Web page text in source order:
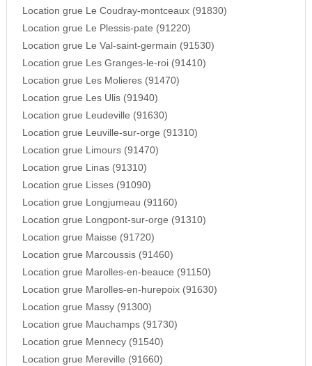
Location grue Le Coudray-montceaux (91830)
Location grue Le Plessis-pate (91220)
Location grue Le Val-saint-germain (91530)
Location grue Les Granges-le-roi (91410)
Location grue Les Molieres (91470)
Location grue Les Ulis (91940)
Location grue Leudeville (91630)
Location grue Leuville-sur-orge (91310)
Location grue Limours (91470)
Location grue Linas (91310)
Location grue Lisses (91090)
Location grue Longjumeau (91160)
Location grue Longpont-sur-orge (91310)
Location grue Maisse (91720)
Location grue Marcoussis (91460)
Location grue Marolles-en-beauce (91150)
Location grue Marolles-en-hurepoix (91630)
Location grue Massy (91300)
Location grue Mauchamps (91730)
Location grue Mennecy (91540)
Location grue Mereville (91660)